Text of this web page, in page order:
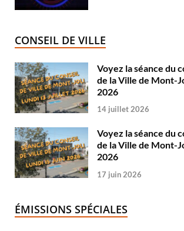
CONSEIL DE VILLE
Voyez la séance du
de la Ville de Mont-
2026
14 juillet 2026
Voyez la séance du
de la Ville de Mont-
2026
17 juin 2026
ÉMISSIONS SPÉCIALES